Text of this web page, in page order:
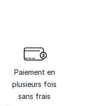
Paiement en
plusieurs fois
sans frais